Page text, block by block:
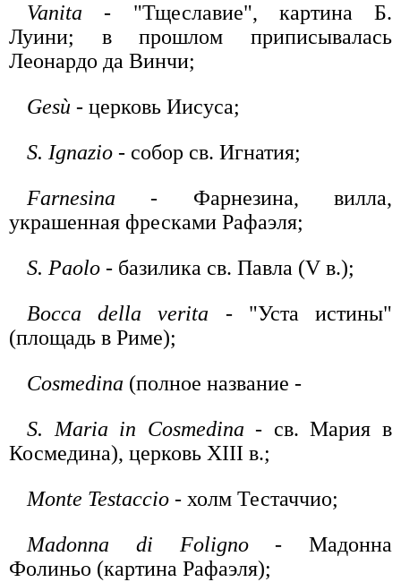
Vanita- "Тщеславие", картина Б.
Луини; в прошлом приписывалась
Леонардо да Винчи;
Gesù - церковь Иисуса;
S. Ignazio - собор св. Игнатия;
Farnesina - Фарнезина, вилла,
украшенная фресками Рафаэля;
S. Paolo - базилика св. Павла (V в.);
Bocca della verita - "Уста истины"
(площадь в Риме);
Cosmedina (полное название -
S. Maria in Cosmedina- св. Мария в
Космедина), церковь XIII в.;
Monte Testaccio - холм Тестаччио;
Madonna di Foligno- Мадонна
Фолиньо (картина Рафаэля);